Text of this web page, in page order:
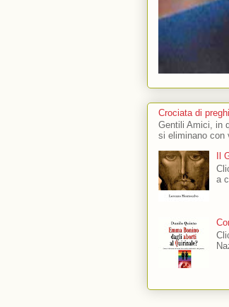
Crociata di
Gentili Amici, in
si eliminano con
Il
a